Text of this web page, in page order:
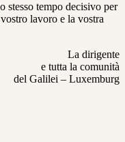
stesso tempo decisivo per
lavoro e la vostra
La dirigente
e tutta la comunità
del Galilei – Luxemburg